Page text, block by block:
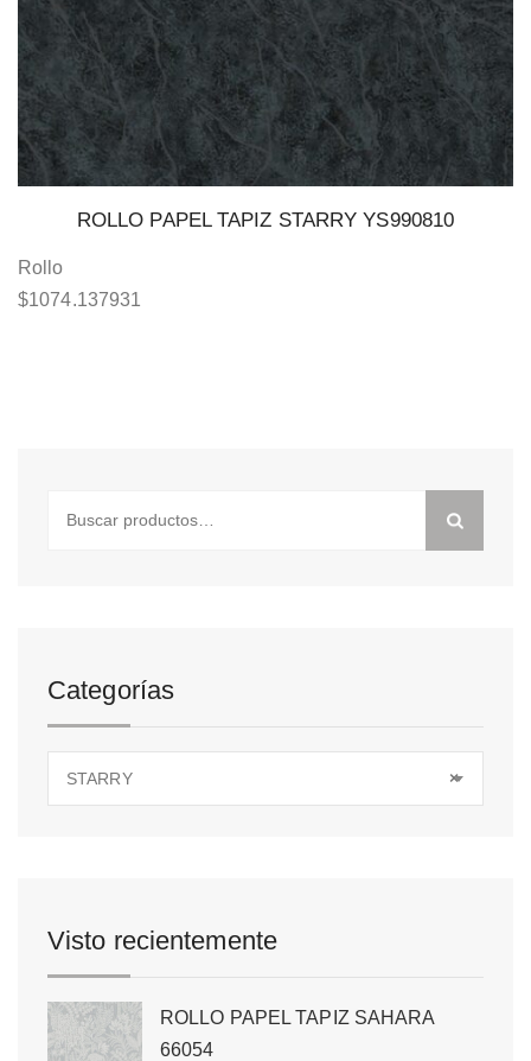
ROLLO PAPEL TAPIZ STARRY YS990810
Rollo
$1074.137931
Categorías
×
STARRY
Visto recientemente
ROLLO PAPEL TAPIZ SAHARA
66054